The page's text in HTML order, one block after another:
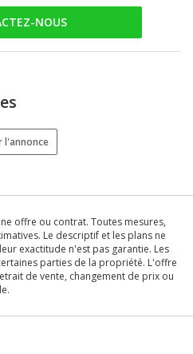
NOUS
l'annonce
offre ou contrat. Toutes mesures,
Le descriptif et les plans ne
exactitude n'est pas garantie. Les
parties de la propriété. L'offre
de vente, changement de prix ou